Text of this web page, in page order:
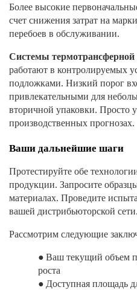
Более высокие
счет снижения затрат на
перебоев в обслуживании.
Системы термотрансферной
работают в контролируемых
подложками. Низкий порог
привлекательными для
вторичной упаковки. Просто
производственных прогнозах.
Ваши дальнейшие шаги
Протестируйте обе
продукции. Запросите
материалах. Проведите
вашей дистрибьюторской сети.
Рассмотрим следующие
● Ваш текущий объем
роста
● Доступная площадь